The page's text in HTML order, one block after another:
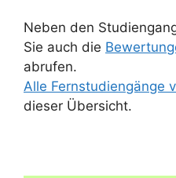
Neben den
Sie auch die
abrufen.
Alle Fernstudiengänge
dieser Übersicht.